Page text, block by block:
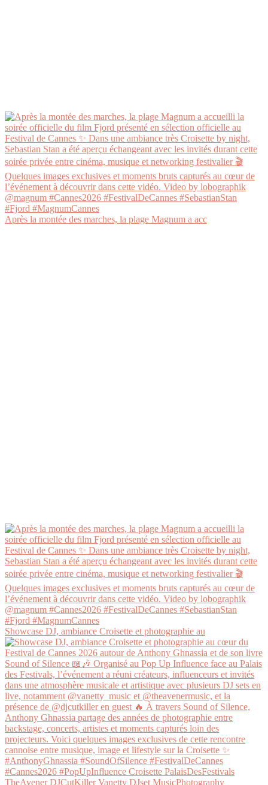
Après la montée des marches, la plage Magnum a acc
Showcase DJ, ambiance Croisette et photographie au